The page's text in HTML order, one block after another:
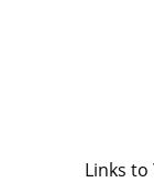
Links